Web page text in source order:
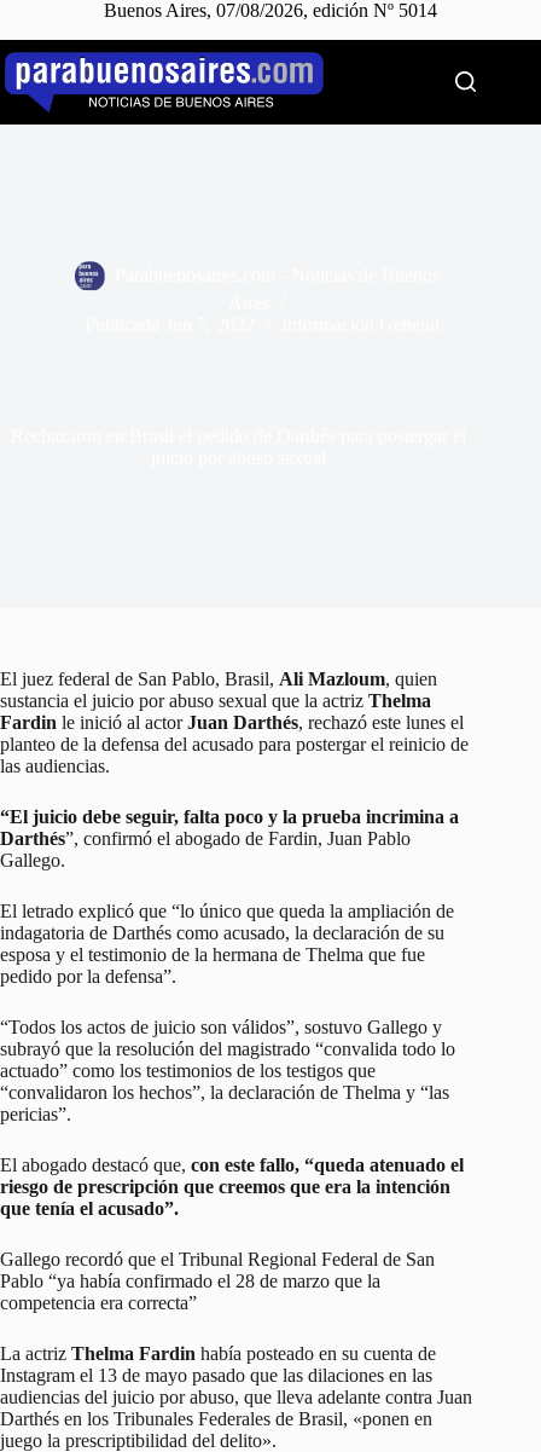
Buenos Aires, 07/08/2026, edición Nº 5014
Saltar
contenido
El juez federal de San Pablo, Brasil, Ali Mazloum, quien
sustancia el juicio por abuso sexual que la actriz Thelma
Fardin le inició al actorJuan Darthés, rechazó este lunes el
planteo de la defensa del acusado para postergar el reinicio de
las audiencias.
“El juicio debe seguir, falta poco y la prueba incrimina a
Darthés”, confirmó el abogado de Fardin, Juan Pablo
Gallego.
El letrado explicó que “lo único que queda la ampliación de
indagatoria de Darthés como acusado, la declaración de su
esposa y el testimonio de la hermana de Thelma que fue
pedido por la defensa”.
“Todos los actos de juicio son válidos”, sostuvo Gallego y
subrayó que la resolución del magistrado “convalida todo lo
actuado” como los testimonios de los testigos que
“convalidaron los hechos”, la declaración de Thelma y “las
pericias”.
El abogado destacó que, con este fallo, “queda atenuado el
riesgo de prescripción que creemos que era la intención
que tenía el acusado”.
Gallego recordó que el Tribunal Regional Federal de San
Pablo “ya había confirmado el 28 de marzo que la
competencia era correcta”
La actriz Thelma Fardin había posteado en su cuenta de
Instagram el 13 de mayo pasado que las dilaciones en las
audiencias del juicio por abuso, que lleva adelante contra Juan
Darthés en los Tribunales Federales de Brasil, «ponen en
juego la prescriptibilidad del delito».